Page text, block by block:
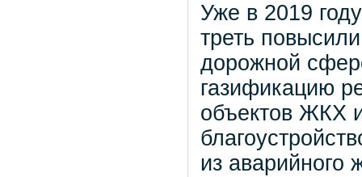
Уже в 2019
треть
дорожной
газификацию
объектов ЖКХ
из аварийного